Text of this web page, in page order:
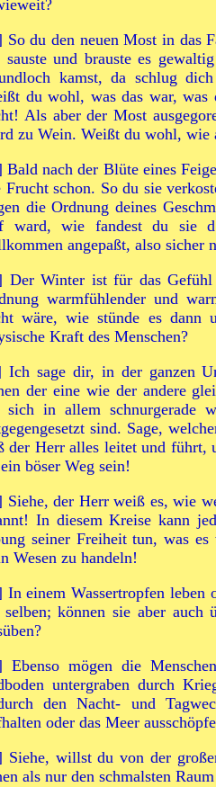
So du den neuen Most in das
sauste und brauste es
kamst, da schlug
du wohl, was das war, was
Als aber der Most
zu Wein. Weißt du wohl, wie
Bald nach der Blüte eines
Frucht schon. So du sie
die Ordnung deines
ward, wie fandest du sie
angepaßt, also sicher
Der Winter ist für das
warmfühlender und
wäre, wie stünde es dann
Kraft des Menschen?
Ich sage dir, in der ganzen
der eine wie der andere
sich in allem schnurgerade
sind. Sage,
der Herr alles leitet und führt,
böser Weg sein!
Siehe, der Herr weiß es, wie
In diesem Kreise kann
seiner Freiheit tun, was
Wesen zu handeln!
In einem Wassertropfen
können sie aber auch
Ebenso mögen die
untergraben durch
den Nacht- und
oder das Meer
Siehe, willst du von der
als nur den schmalsten